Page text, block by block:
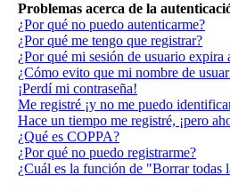
Problemas acerca de la
¿Por qué no puedo autenticarme?
¿Por qué me tengo que registrar?
¿Por qué mi sesión de usuario expira
¿Cómo evito que mi nombre de
¡Perdí mi contraseña!
Me registré ¡y no me puedo
Hace un tiempo me registré, ¡pero
¿Qué es COPPA?
¿Por qué no puedo registrarme?
¿Cuál es la función de "Borrar todas